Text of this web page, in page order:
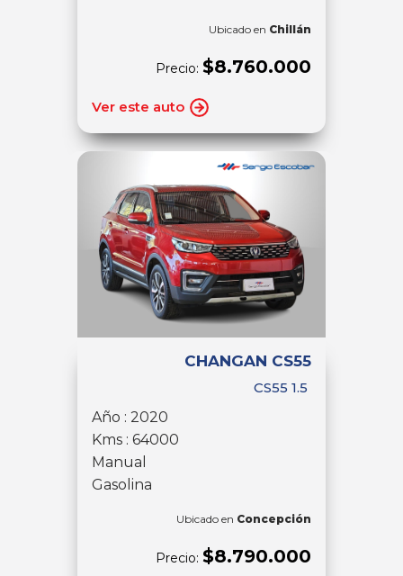
Ubicado en Chillán
Precio: $8.760.000
Ver este auto
CHANGAN CS55
CS55 1.5
Año : 2020
Kms : 64000
Manual
Gasolina
Ubicado en Concepción
Precio: $8.790.000